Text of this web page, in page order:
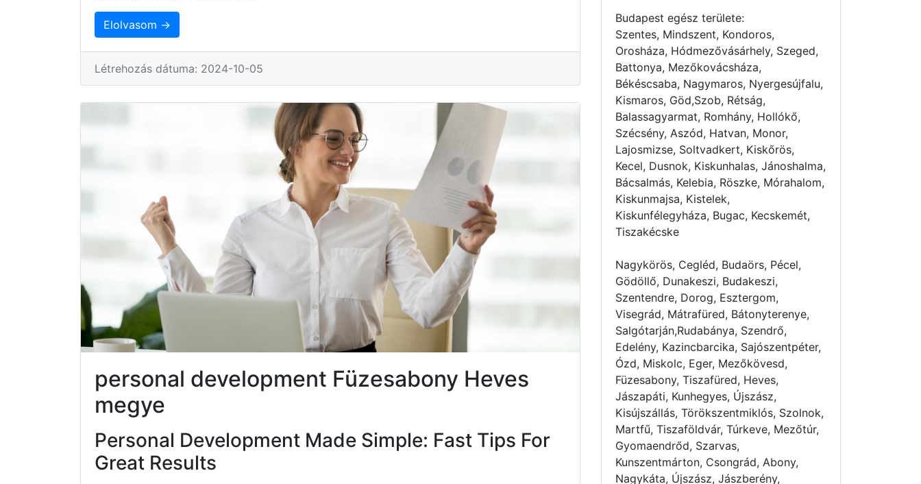
Elolvasom →
Létrehozás dátuma: 2024-10-05
personal development Füzesabony Heves
megye
Personal Development Made Simple: Fast Tips For
Great Results
Budapest egész területe:
Szentes, Mindszent, Kondoros,
Orosháza, Hódmezővásárhely, Szeged,
Battonya, Mezőkovácsháza,
Békéscsaba, Nagymaros, Nyergesújfalu,
Kismaros, Göd,Szob, Rétság,
Balassagyarmat, Romhány, Hollókő,
Szécsény, Aszód, Hatvan, Monor,
Lajosmizse, Soltvadkert, Kiskőrös,
Kecel, Dusnok, Kiskunhalas, Jánoshalma,
Bácsalmás, Kelebia, Röszke, Mórahalom,
Kiskunmajsa, Kistelek,
Kiskunfélegyháza, Bugac, Kecskemét,
Tiszakécske
Nagykörös, Cegléd, Budaörs, Pécel,
Gödöllő, Dunakeszi, Budakeszi,
Szentendre, Dorog, Esztergom,
Visegrád, Mátrafüred, Bátonyterenye,
Salgótarján,Rudabánya, Szendrő,
Edelény, Kazincbarcika, Sajószentpéter,
Ózd, Miskolc, Eger, Mezőkövesd,
Füzesabony, Tiszafüred, Heves,
Jászapáti, Kunhegyes, Újszász,
Kisújszállás, Törökszentmiklós, Szolnok,
Martfű, Tiszaföldvár, Túrkeve, Mezőtúr,
Gyomaendrőd, Szarvas,
Kunszentmárton, Csongrád, Abony,
Nagykáta, Újszász, Jászberény,